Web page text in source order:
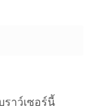
าว์เซอร์นี้